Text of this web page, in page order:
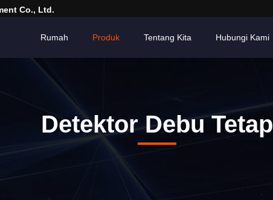
Co., Ltd.
Rumah Produk Tentang Kita Hubungi Kami
Detektor Debu Tetap